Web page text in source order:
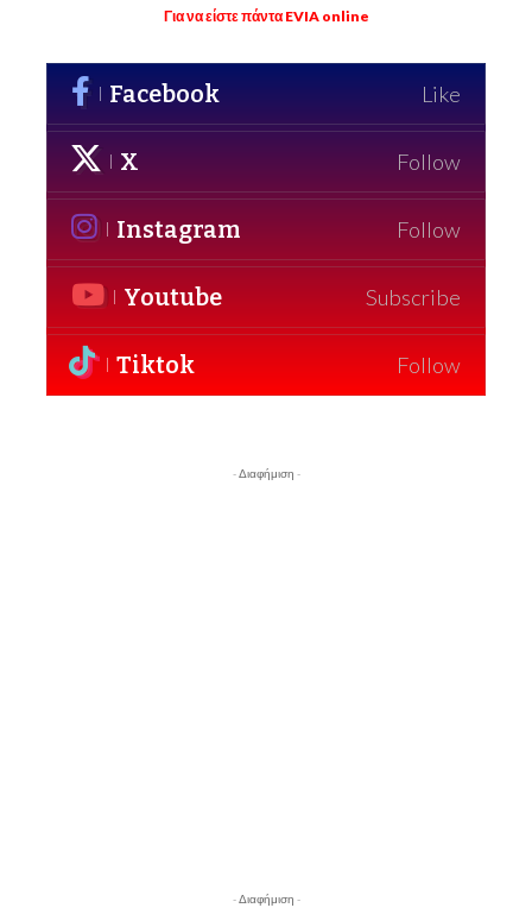
Για να είστε πάντα EVIA online
Facebook Like
X Follow
Instagram Follow
Youtube Subscribe
Tiktok Follow
- Διαφήμιση -
- Διαφήμιση -